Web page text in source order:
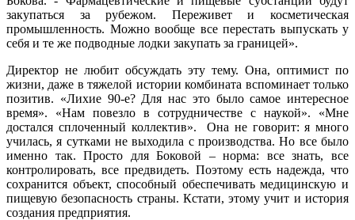
закупаться за рубежом. Переживет и косметическая
промышленность. Можно вообще все перестать выпускать у
себя и те же подводные лодки закупать за границей».
Директор не любит обсуждать эту тему. Она, оптимист по
жизни, даже в тяжелой истории комбината вспоминает только
позитив. «Лихие 90-е? Для нас это было самое интересное
время». «Нам повезло в сотрудничестве с наукой». «Мне
достался сплоченный коллектив». Она не говорит: я много
училась, я сутками не выходила с производства. Но все было
именно так. Просто для Боковой – норма: все знать, все
контролировать, все предвидеть. Поэтому есть надежда, что
сохранится объект, способный обеспечивать медицинскую и
пищевую безопасность страны. Кстати, этому учит и история
создания предприятия.